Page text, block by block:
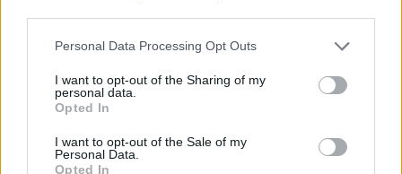
Personal Data Processing Opt Outs
I want to opt-out of the Sharing of my
personal data.
Opted In
I want to opt-out of the Sale of my
Personal Data.
Opted In